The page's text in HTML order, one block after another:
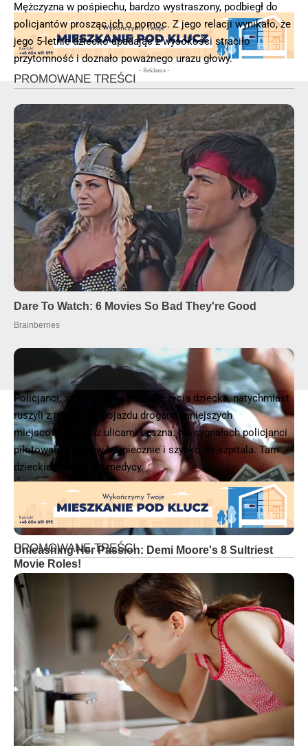
Mężczyzna w pośpiechu, bardzo wystraszony, podbiegł do
policjantów prosząc ich o pomoc. Z jego relacji wynikało, że
jego 5-letnie dziecko upadając z wysokości straciło
przytomność i doznało poważnego urazu głowy.
- Reklama -
Policjanci, z uwagi na zagrożenie życia dziecka, natychmiast
ruszyli z pilotażem pojazdu drogami mniejszych
miejscowości oraz ulicami Leszna. Na sygnałach policjanci
pilotowali rodziców bezpiecznie i szybko do szpitala. Tam
dzieckiem zajęli się medycy.